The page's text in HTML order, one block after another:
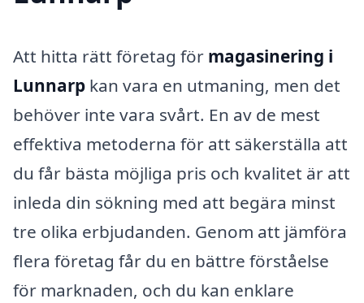
Att hitta rätt företag för magasinering i
Lunnarp kan vara en utmaning, men det
behöver inte vara svårt. En av de mest
effektiva metoderna för att säkerställa att
du får bästa möjliga pris och kvalitet är att
inleda din sökning med att begära minst
tre olika erbjudanden. Genom att jämföra
flera företag får du en bättre förståelse
för marknaden, och du kan enklare